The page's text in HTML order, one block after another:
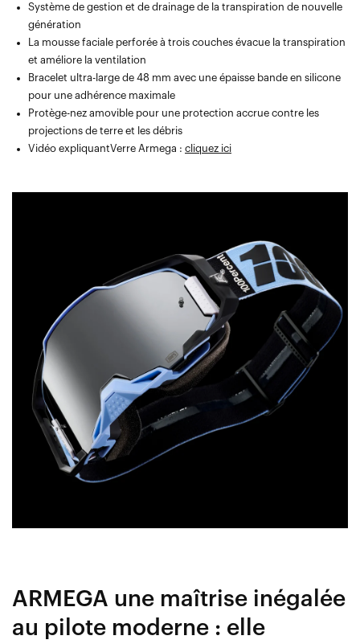
Système de gestion et de drainage de la transpiration de nouvelle
génération
La mousse faciale perforée à trois couches évacue la transpiration
et améliore la ventilation
Bracelet ultra-large de 48 mm avec une épaisse bande en silicone
pour une adhérence maximale
Protège-nez amovible pour une protection accrue contre les
projections de terre et les débris
Vidéo expliquantVerre Armega : cliquez ici
ARMEGA une maîtrise inégalée
au pilote moderne : elle